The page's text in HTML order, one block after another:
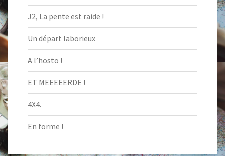
J2, La pente est raide !
Un départ laborieux
A l’hosto !
ET MEEEEERDE !
4X4.
En forme !